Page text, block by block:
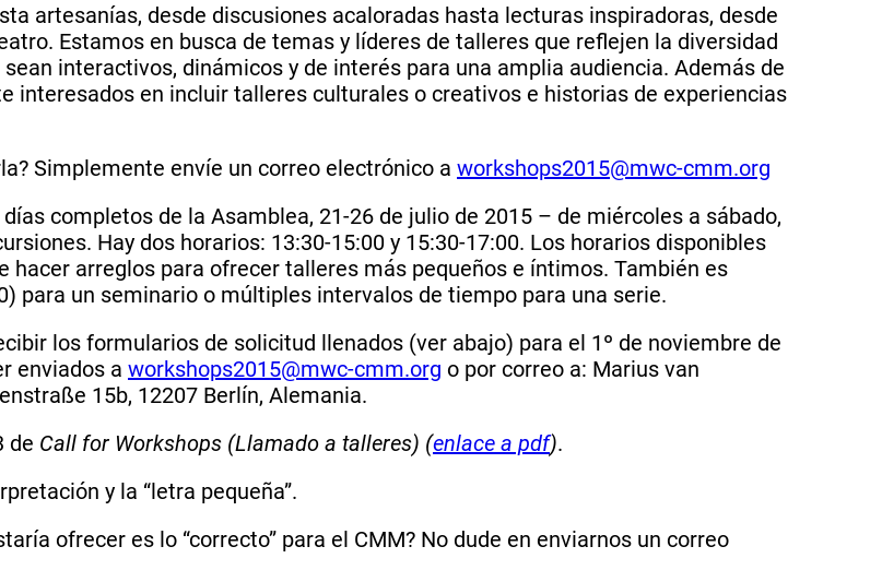
artesanías, desde discusiones acaloradas hasta lecturas inspiradoras, desde
Estamos en busca de temas y líderes de talleres que reflejen la diversidad
interactivos, dinámicos y de interés para una amplia audiencia. Además de
en incluir talleres culturales o creativos e historias de experiencias
Simplemente envíe un correo electrónico a workshops2015@mwc-cmm.org
completos de la Asamblea, 21-26 de julio de 2015 – de miércoles a sábado,
Hay dos horarios: 13:30-15:00 y 15:30-17:00. Los horarios disponibles
hacer arreglos para ofrecer talleres más pequeños e íntimos. También es
para un seminario o múltiples intervalos de tiempo para una serie.
los formularios de solicitud llenados (ver abajo) para el 1º de noviembre de
enviados a workshops2015@mwc-cmm.org o por correo a: Marius van
15b, 12207 Berlín, Alemania.
de Call for Workshops (Llamado a talleres) (enlace a pdf).
y la “letra pequeña”.
ofrecer es lo “correcto” para el CMM? No dude en enviarnos un correo